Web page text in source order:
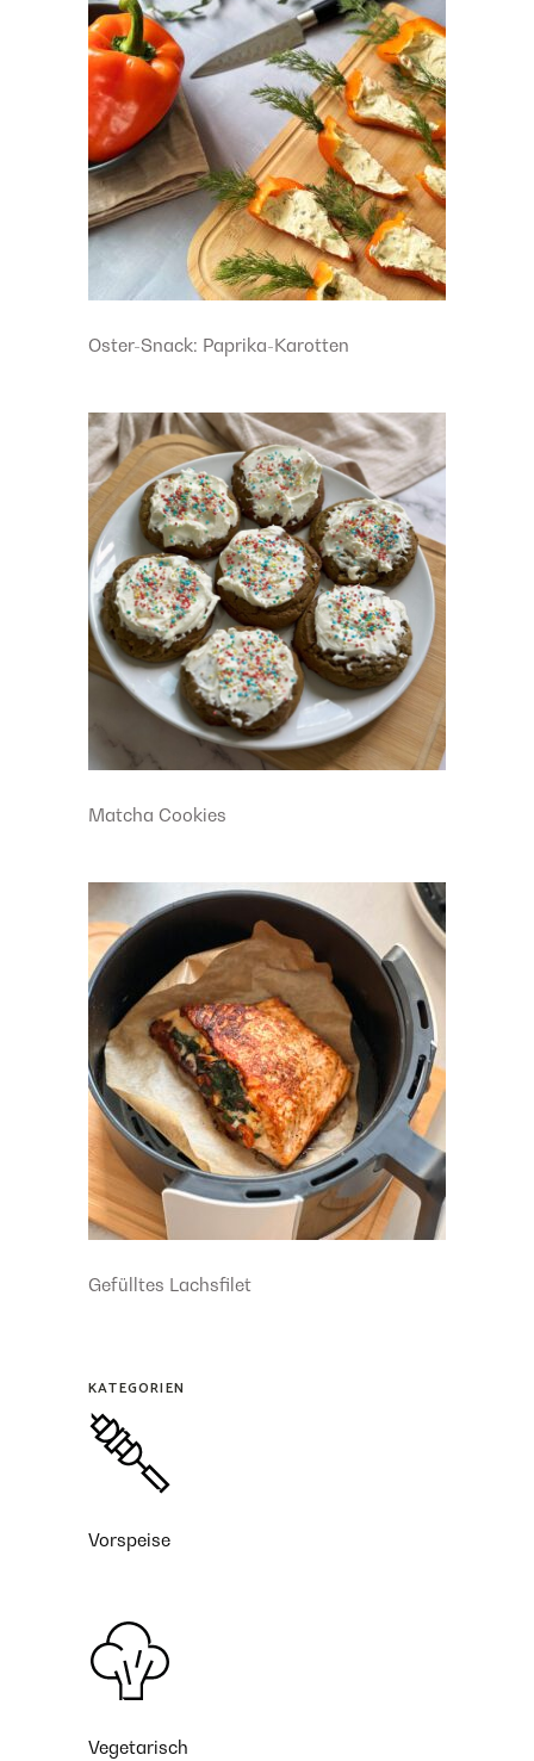
Oster-Snack: Paprika-Karotten
Matcha Cookies
Gefülltes Lachsfilet
KATEGORIEN
Vorspeise
Vegetarisch